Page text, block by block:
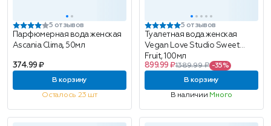
5 отзывов
Парфюмерная вода женская
Ascania Clima, 50мл
374.99 ₽
В корзину
Осталось 23 шт
5 отзывов
Туалетная вода женская
Vegan Love Studio Sweet
Fruit, 100мл
899.99 ₽1389.99 ₽ -35%
В корзину
В наличии Много